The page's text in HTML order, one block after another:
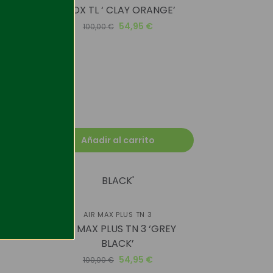
SHOX TL ‘ CLAY ORANGE’
100,00€ 54,95 €
Añadir al carrito
AIR MAX PLUS TN 3
AIR MAX PLUS TN 3 ‘GREY
BLACK’
100,00€ 54,95 €